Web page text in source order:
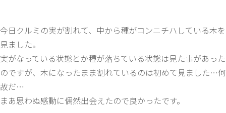
今日クルミの実が割れて、中から種がコンニチハしている木を
見ました。
実がなっている状態とか種が落ちている状態は見た事があった
のですが、木になったまま割れているのは初めて見ました…何
故だ…
まあ思わぬ感動に偶然出会えたので良かったです。